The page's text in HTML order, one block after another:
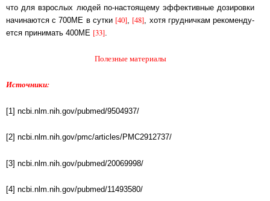
что для взрос­лых лю­дей по-настоящему эффективные дозировки
на­чи­на­ют­ся с 700МЕ в сутки [40] [48] , хо­тя груд­нич­кам ре­ко­мен­ду­
ет­ся принимать 400МЕ [33]
Полезные материалы
Источники:
[1] ncbi.nlm.nih.gov/pubmed/9504937/
[2] ncbi.nlm.nih.gov/pmc/articles/PMC2912737/
[3] ncbi.nlm.nih.gov/pubmed/20069998/
[4] ncbi.nlm.nih.gov/pubmed/11493580/